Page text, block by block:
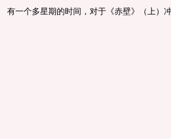
有一个多星期的时间，对于《赤壁》（上）